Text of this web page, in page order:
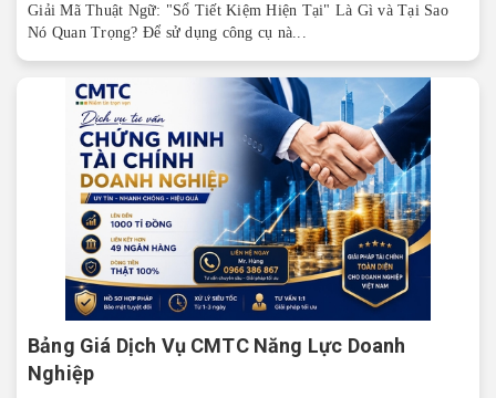
Giải Mã Thuật Ngữ: "Sổ Tiết Kiệm Hiện Tại" Là Gì và Tại Sao
Nó Quan Trọng? Để sử dụng công cụ nà...
Bảng Giá Dịch Vụ CMTC Năng Lực Doanh
Nghiệp